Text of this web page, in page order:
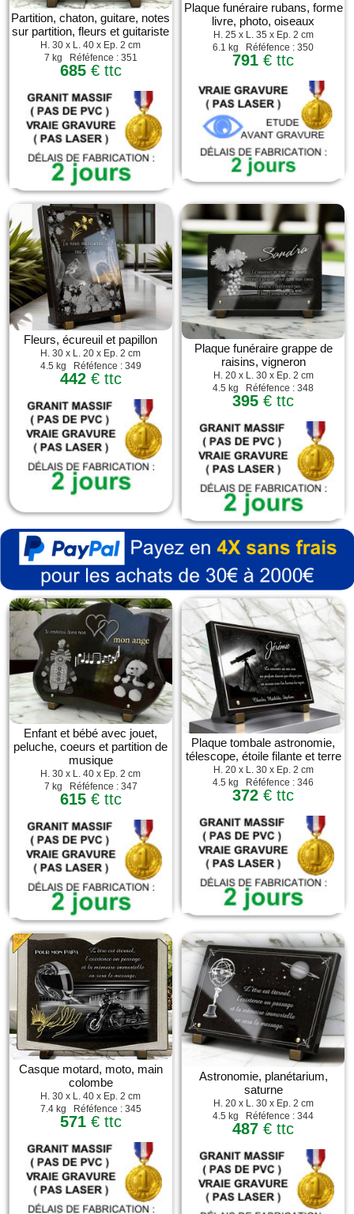
Partition, chaton, guitare, notes
sur partition, fleurs et guitariste
H. 30 x L. 40 x Ep. 2 cm
7 kg Réféfence : 351
685€ ttc
Plaque funéraire rubans, forme
livre, photo, oiseaux
H. 25 x L. 35 x Ep. 2 cm
6.1 kg Réféfence : 350
791 € ttc
Fleurs, écureuil et papillon
H. 30 x L. 20 x Ep. 2 cm
4.5 kg Réféfence : 349
442€ ttc
Plaque funéraire grappe de
raisins, vigneron
H. 20 x L. 30 x Ep. 2 cm
4.5 kg Réféfence : 348
395 € ttc
Enfant et bébé avec jouet,
peluche, coeurs et partition de
musique
H. 30 x L. 40 x Ep. 2 cm
7 kg Réféfence : 347
615€ ttc
Plaque tombale astronomie,
télescope, étoile filante et terre
H. 20 x L. 30 x Ep. 2 cm
4.5 kg Réféfence : 346
372 € ttc
Casque motard, moto, main
colombe
H. 30 x L. 40 x Ep. 2 cm
7.4 kg Réféfence : 345
571€ ttc
Astronomie, planétarium,
saturne
H. 20 x L. 30 x Ep. 2 cm
4.5 kg Réféfence : 344
487 € ttc